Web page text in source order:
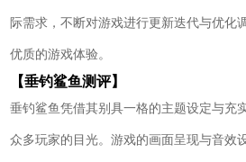
际需求，不断对游戏进行更新迭代与优化
优质的游戏体验。
【垂钓鲨鱼测评】
垂钓鲨鱼凭借其别具一格的主题设定与充
众多玩家的目光。游戏的画面呈现与音效